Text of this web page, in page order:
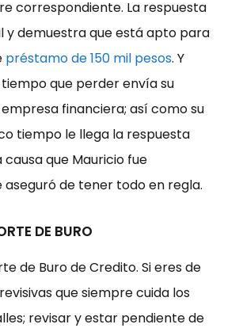
correspondiente. La respuesta
y demuestra que está apto para
préstamo de 150 mil pesos. Y
que perder envía su
financiera; así como su
tiempo le llega la respuesta
que Mauricio fue
aseguró de tener todo en regla.
DE BURO
de Buro de Credito. Si eres de
que siempre cuida los
revisar y estar pendiente de